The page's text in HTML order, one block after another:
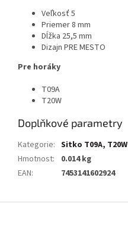
Veľkosť 5
Priemer 8 mm
Dĺžka 25,5 mm
Dizajn PRE MESTO
Pre horáky
T09A
T20W
Doplňkové parametry
Kategorie: Sitko T09A, T20W
Hmotnost:
0.014 kg
EAN: 7453141602924